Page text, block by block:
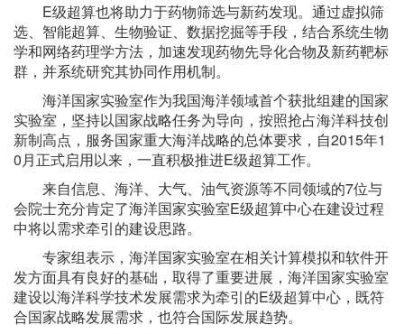
E级超算也将助力于药物筛选与新药发现。通过虚拟筛
选、智能超算、生物验证、数据挖掘等手段，结合系统生物
学和网络药理学方法，加速发现药物先导化合物及新药靶标
群，并系统研究其协同作用机制。
海洋国家实验室作为我国海洋领域首个获批组建的国家
实验室，坚持以国家战略任务为导向，按照抢占海洋科技创
新制高点，服务国家重大海洋战略的总体要求，自2015年1
0月正式启用以来，一直积极推进E级超算工作。
来自信息、海洋、大气、油气资源等不同领域的7位与
会院士充分肯定了海洋国家实验室E级超算中心在建设过程
中将以需求牵引的建设思路。
专家组表示，海洋国家实验室在相关计算模拟和软件开
发方面具有良好的基础，取得了重要进展，海洋国家实验室
建设以海洋科学技术发展需求为牵引的E级超算中心，既符
合国家战略发展需求，也符合国际发展趋势。